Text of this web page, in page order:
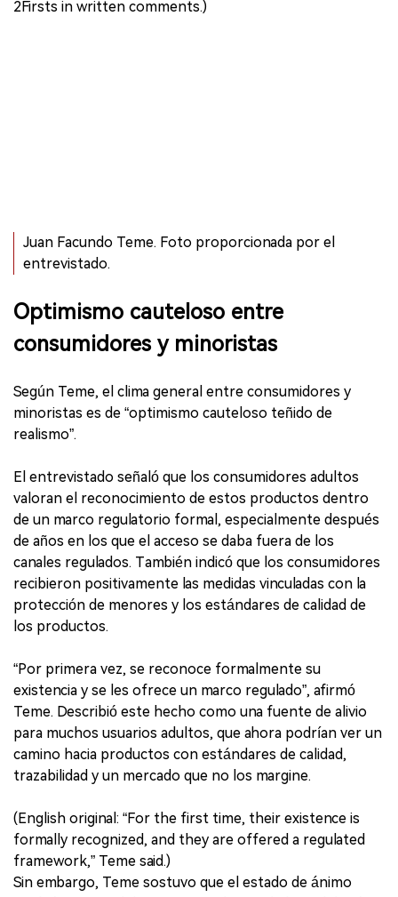
2Firsts in written comments.)
Juan Facundo Teme. Foto proporcionada por el
entrevistado.
Optimismo cauteloso entre
consumidores y minoristas
Según Teme, el clima general entre consumidores y
minoristas es de “optimismo cauteloso teñido de
realismo”.
El entrevistado señaló que los consumidores adultos
valoran el reconocimiento de estos productos dentro
de un marco regulatorio formal, especialmente después
de años en los que el acceso se daba fuera de los
canales regulados. También indicó que los consumidores
recibieron positivamente las medidas vinculadas con la
protección de menores y los estándares de calidad de
los productos.
“Por primera vez, se reconoce formalmente su
existencia y se les ofrece un marco regulado”, afirmó
Teme. Describió este hecho como una fuente de alivio
para muchos usuarios adultos, que ahora podrían ver un
camino hacia productos con estándares de calidad,
trazabilidad y un mercado que no los margine.
(English original: “For the first time, their existence is
formally recognized, and they are offered a regulated
framework,” Teme said.)
Sin embargo, Teme sostuvo que el estado de ánimo